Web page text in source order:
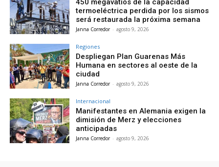
450 megavatios de la capacidad
termoeléctrica perdida por los sismos
será restaurada la próxima semana
Janna Corredor - agosto 9, 2026
Regiones
Despliegan Plan Guarenas Más
Humana en sectores al oeste de la
ciudad
Janna Corredor - agosto 9, 2026
Internacional
Manifestantes en Alemania exigen la
dimisión de Merz y elecciones
anticipadas
Janna Corredor - agosto 9, 2026